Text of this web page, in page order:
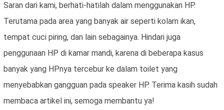
Saran dari kami, berhati-hatilah dalam menggunakan HP.
Terutama pada area yang banyak air seperti kolam ikan,
tempat cuci piring, dan lain sebagainya. Hindari juga
penggunaan HP di kamar mandi, karena di beberapa kasus
banyak yang HPnya tercebur ke dalam toilet yang
menyebabkan gangguan pada speaker HP. Terima kasih sudah
membaca artikel ini, semoga membantu ya!